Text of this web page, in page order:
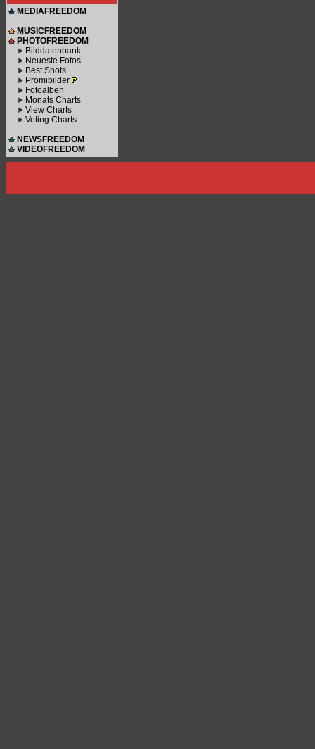
MEDIAFREEDOM
MUSICFREEDOM
PHOTOFREEDOM
Bilddatenbank
Neueste Fotos
Best Shots
Promibilder
Fotoalben
Monats Charts
View Charts
Voting Charts
NEWSFREEDOM
VIDEOFREEDOM